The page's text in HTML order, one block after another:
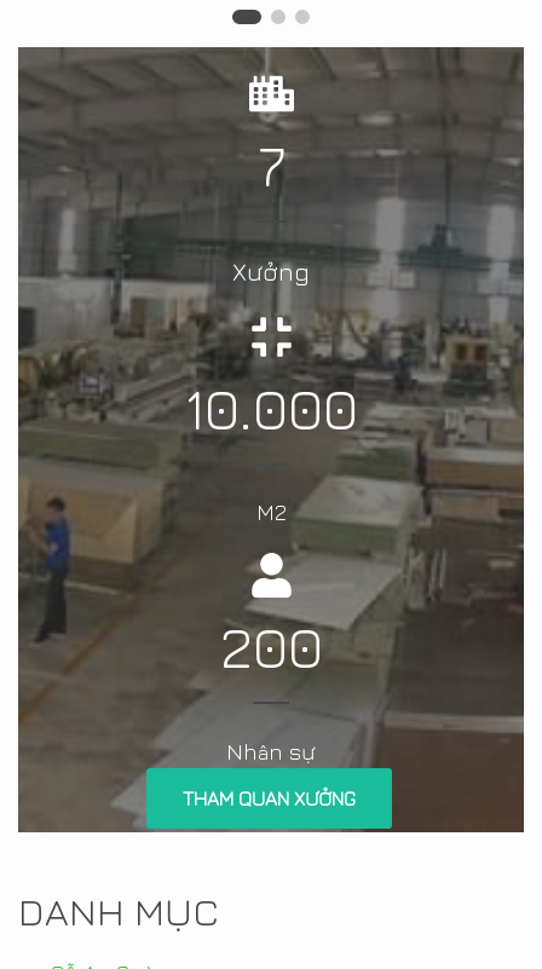
7
Xưởng
10.000
M2
200
Nhân sự
THAM QUAN XƯỞNG
DANH MỤC